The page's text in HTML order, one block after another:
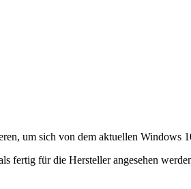
um sich von dem aktuellen Windows
fertig für die Hersteller angesehen